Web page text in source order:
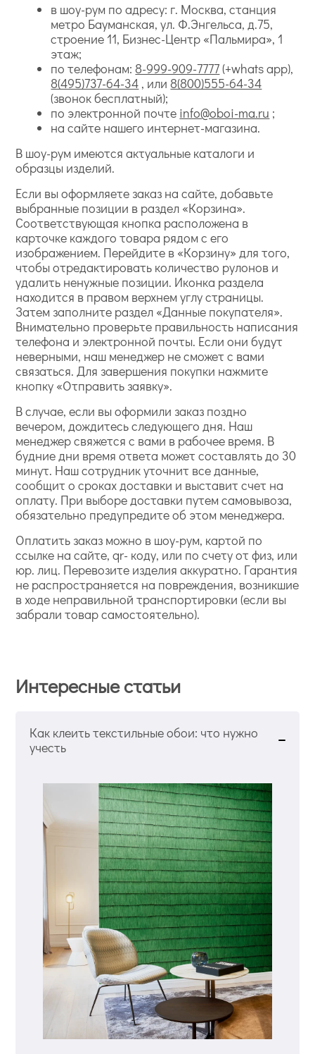
в шоу-рум по адресу: г. Москва, станция
метро Бауманская, ул. Ф.Энгельса, д.75,
строение 11, Бизнес-Центр «Пальмира», 1
этаж;
по телефонам: 8-999-909-7777(+whats app),
8(495)737-64-34 , или 8(800)555-64-34
(звонок бесплатный);
по электронной почте info@oboi-ma.ru ;
на сайте нашего интернет-магазина.
В шоу-рум имеются актуальные каталоги и
образцы изделий.
Если вы оформляете заказ на сайте, добавьте
выбранные позиции в раздел «Корзина».
Соответствующая кнопка расположена в
карточке каждого товара рядом с его
изображением. Перейдите в «Корзину» для того,
чтобы отредактировать количество рулонов и
удалить ненужные позиции. Иконка раздела
находится в правом верхнем углу страницы.
Затем заполните раздел «Данные покупателя».
Внимательно проверьте правильность написания
телефона и электронной почты. Если они будут
неверными, наш менеджер не сможет с вами
связаться. Для завершения покупки нажмите
кнопку «Отправить заявку».
В случае, если вы оформили заказ поздно
вечером, дождитесь следующего дня. Наш
менеджер свяжется с вами в рабочее время. В
будние дни время ответа может составлять до 30
минут. Наш сотрудник уточнит все данные,
сообщит о сроках доставки и выставит счет на
оплату. При выборе доставки путем самовывоза,
обязательно предупредите об этом менеджера.
Оплатить заказ можно в шоу-рум, картой по
ссылке на сайте, qr- коду, или по счету от физ, или
юр. лиц. Перевозите изделия аккуратно. Гарантия
не распространяется на повреждения, возникшие
в ходе неправильной транспортировки (если вы
забрали товар самостоятельно).
Интересные статьи
Как клеить текстильные обои: что нужно
учесть